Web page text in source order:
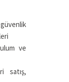
ve
satış,